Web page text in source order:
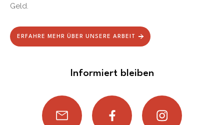
Geld.
ERFAHRE MEHR ÜBER UNSERE ARBEIT
Informiert bleiben